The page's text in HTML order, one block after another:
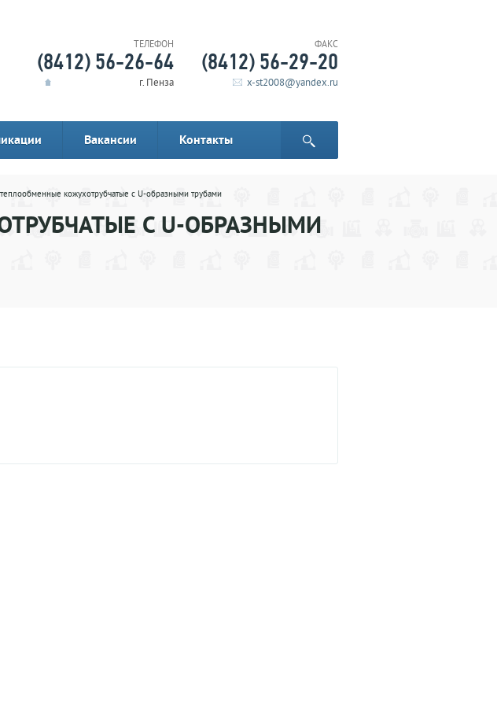
ФАКС
(8412) 56-29-20
x-st2008@yandex.ru
ТЕЛЕФОН
(8412) 56-26-64
г. Пенза
Вакансии Контакты
кожухотрубчатые с U-образными трубами
С U-ОБРАЗНЫМИ